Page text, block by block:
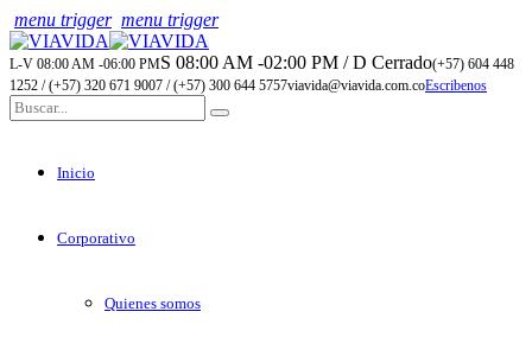
menu trigger menu trigger
L-V 08:00 AM -06:00 PMS 08:00 AM -02:00 PM / D Cerrado(+57) 604 448
1252 / (+57) 320 671 9007 / (+57) 300 644 5757viavida@viavida.com.coEscribenos
Inicio
Corporativo
Quienes somos